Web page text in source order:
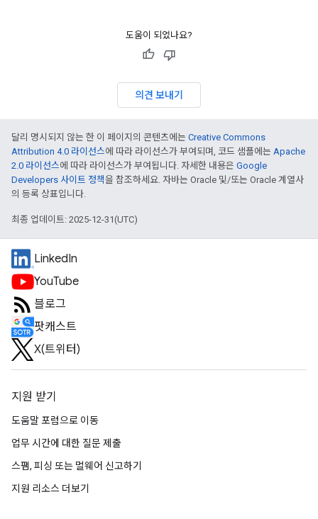
도움이 되었나요?
의견 보내기
달리 명시되지 않는 한 이 페이지의 콘텐츠에는 Creative Commons
Attribution 4.0 라이선스에 따라 라이선스가 부여되며, 코드 샘플에는 Apache
2.0 라이선스에 따라 라이선스가 부여됩니다. 자세한 내용은 Google
Developers 사이트 정책을 참조하세요. 자바는 Oracle 및/또는 Oracle 계열사
의 등록 상표입니다.
최종 업데이트: 2025-12-31(UTC)
LinkedIn
YouTube
블로그
팟캐스트
X(트위터)
지원 받기
도움말 포럼으로 이동
업무 시간에 대한 질문 제출
스팸, 피싱 또는 멀웨어 신고하기
지원 리소스 더보기